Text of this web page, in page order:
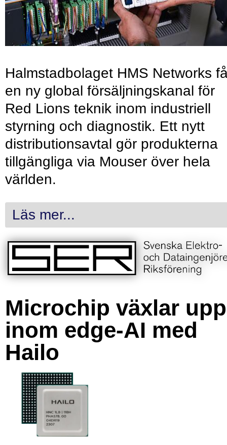
Halmstadbolaget HMS Networks
en ny global försäljningskanal för
Red Lions teknik inom industriell
styrning och diagnostik. Ett nytt
distributionsavtal gör produkterna
tillgängliga via Mouser över hela
världen.
Läs mer...
Microchip växlar upp
inom edge-AI med
Hailo